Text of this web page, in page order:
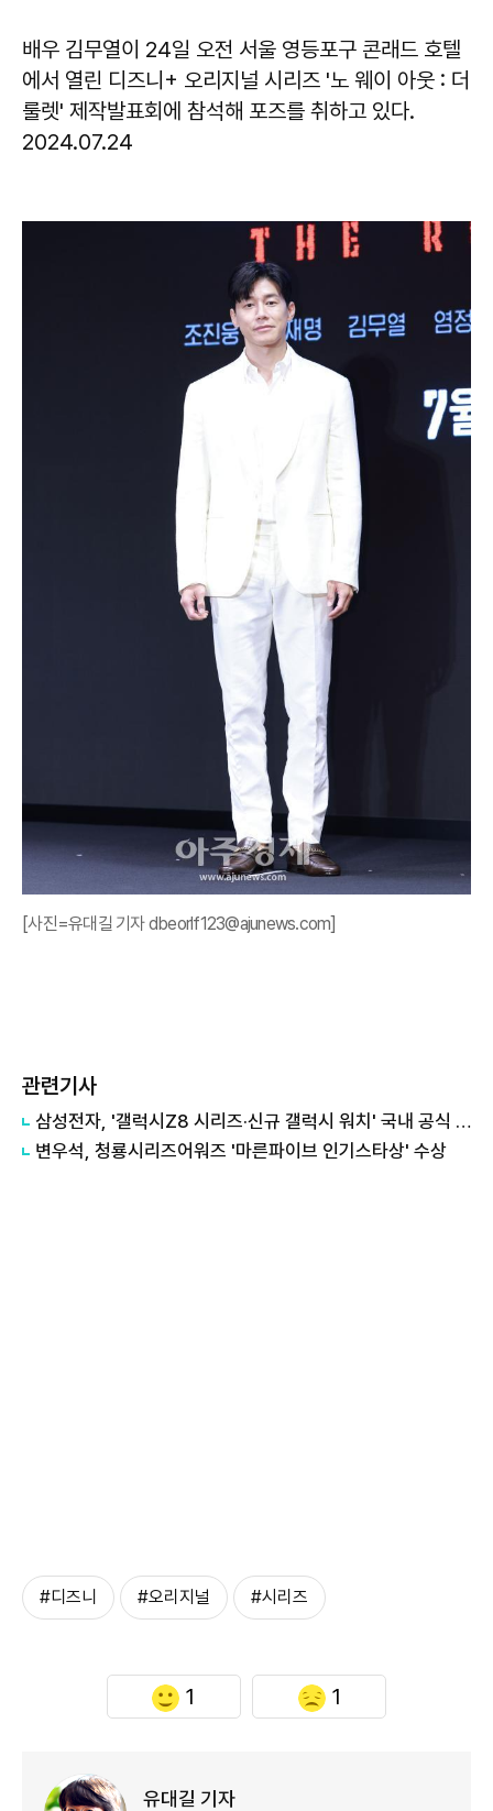
배우 김무열이 24일 오전 서울 영등포구 콘래드 호텔
에서 열린 디즈니+ 오리지널 시리즈 '노 웨이 아웃 : 더
룰렛' 제작발표회에 참석해 포즈를 취하고 있다.
2024.07.24
[사진=유대길 기자 dbeorlf123@ajunews.com]
관련기사
삼성전자, '갤럭시Z8 시리즈·신규 갤럭시 워치' 국내 공식 출시
변우석, 청룡시리즈어워즈 '마른파이브 인기스타상' 수상
#디즈니 #오리지널 #시리즈
1 1
유대길 기자